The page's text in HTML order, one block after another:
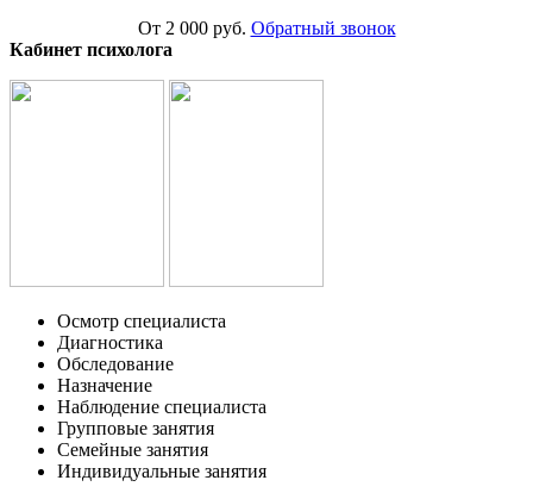
От 2 000 руб. Обратный звонок
Кабинет психолога
Осмотр специалиста
Диагностика
Обследование
Назначение
Наблюдение специалиста
Групповые занятия
Семейные занятия
Индивидуальные занятия